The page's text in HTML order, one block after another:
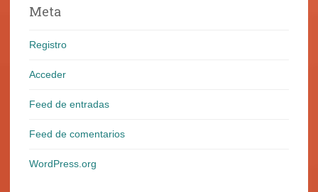
Meta
Registro
Acceder
Feed de entradas
Feed de comentarios
WordPress.org